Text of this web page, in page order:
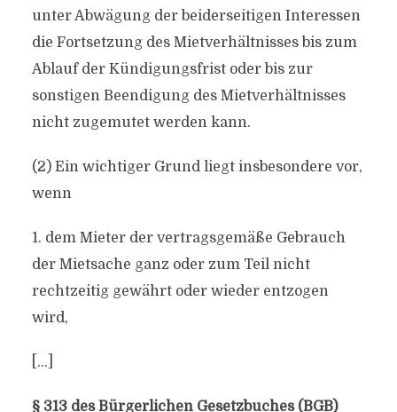
unter Abwägung der beiderseitigen Interessen
die Fortsetzung des Mietverhältnisses bis zum
Ablauf der Kündigungsfrist oder bis zur
sonstigen Beendigung des Mietverhältnisses
nicht zugemutet werden kann.
(2) Ein wichtiger Grund liegt insbesondere vor,
wenn
1. dem Mieter der vertragsgemäße Gebrauch
der Mietsache ganz oder zum Teil nicht
rechtzeitig gewährt oder wieder entzogen
wird,
[…]
§ 313 des Bürgerlichen Gesetzbuches (BGB)